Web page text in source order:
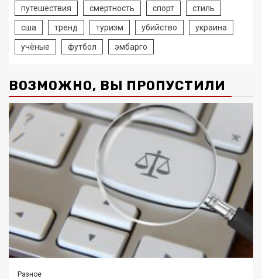
путешествия смертность спорт стиль
сша тренд туризм убийство украина
учёные футбол эмбарго
ВОЗМОЖНО, ВЫ ПРОПУСТИЛИ
Разное